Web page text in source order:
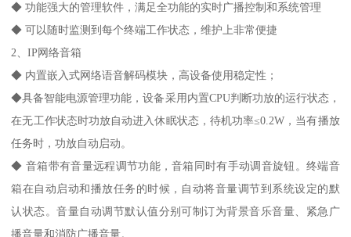
◆ 功能强大的管理软件，满足全功能的实时广播控制和系统管理
◆ 可以随时监测到每个终端工作状态，维护上非常便捷
2、IP网络音箱
◆ 内置嵌入式网络语音解码模块，高设备使用稳定性；
◆具备智能电源管理功能，设备采用内置CPU判断功放的运行状态，
在无工作状态时功放自动进入休眠状态，待机功率≤0.2W，当有播放
任务时，功放自动启动。
◆ 音箱带有音量远程调节功能，音箱同时有手动调音旋钮。终端音
箱在自动启动和播放任务的时候，自动将音量调节到系统设定的默
认状态。音量自动调节默认值分别可制订为背景音乐音量、紧急广
播音量和消防广播音量。